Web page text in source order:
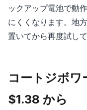
ックアップ電池で動
にくくなります。地
置いてから再度試して
コートジボワ
$1.38 から